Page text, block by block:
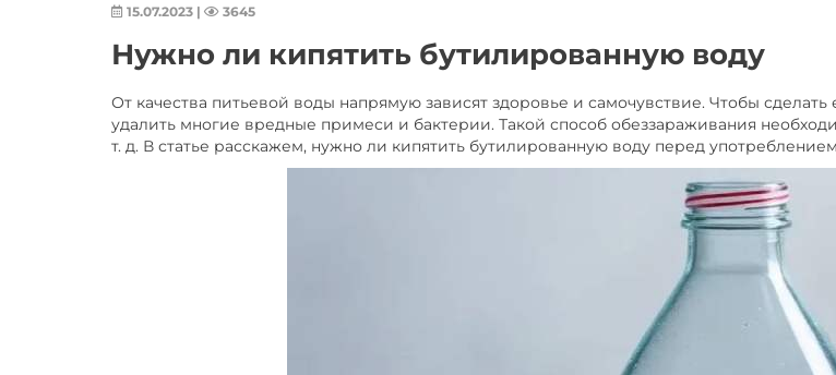
15.07.2023 | 3645
Нужно ли кипятить бутилированную воду
От качества питьевой воды напрямую зависят здоровье и самочувствие. Чтобы
удалить многие вредные примеси и бактерии. Такой способ обеззараживания
т. д. В статье расскажем, нужно ли кипятить бутилированную воду перед